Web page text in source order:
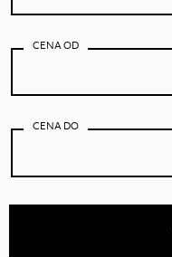
CENA OD
CENA DO